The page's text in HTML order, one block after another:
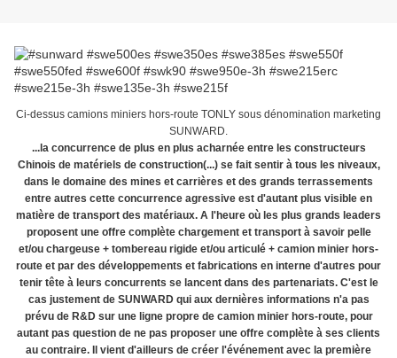
Ci-dessus camions miniers hors-route TONLY sous dénomination marketing
SUNWARD.
...la concurrence de plus en plus acharnée entre les constructeurs
Chinois de matériels de construction(...) se fait sentir à tous les niveaux,
dans le domaine des mines et carrières et des grands terrassements
entre autres cette concurrence agressive est d'autant plus visible en
matière de transport des matériaux. A l'heure où les plus grands leaders
proposent une offre complète chargement et transport à savoir pelle
et/ou chargeuse + tombereau rigide et/ou articulé + camion minier hors-
route et par des développements et fabrications en interne d'autres pour
tenir tête à leurs concurrents se lancent dans des partenariats. C'est le
cas justement de SUNWARD qui aux dernières informations n'a pas
prévu de R&D sur une ligne propre de camion minier hors-route, pour
autant pas question de ne pas proposer une offre complète à ses clients
au contraire. Il vient d'ailleurs de créer l'événement avec la première